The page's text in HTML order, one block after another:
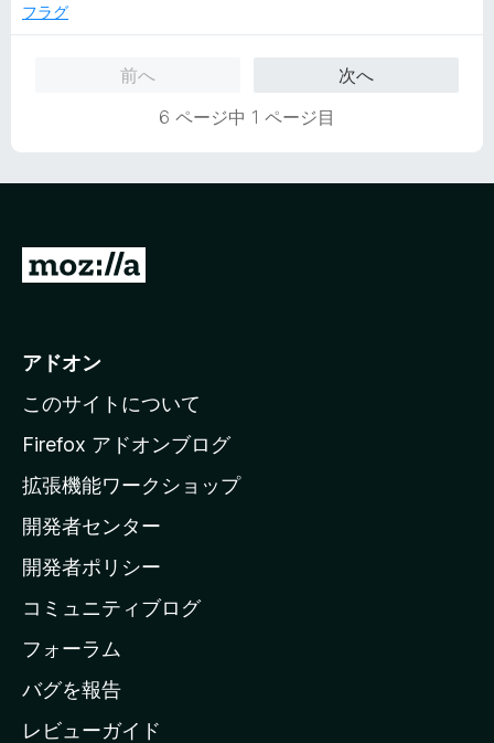
価
5
フラグ
前へ
次へ
6 ページ中 1 ページ目
M
i
l
a
ホ
ー
ム
ー
ジ
へ
アドオン
このサイトについて
Firefox アドオンブログ
拡張機能ワークショップ
開発者センター
開発者ポリシー
コミュニティブログ
フォーラム
バグを報告
レビューガイド